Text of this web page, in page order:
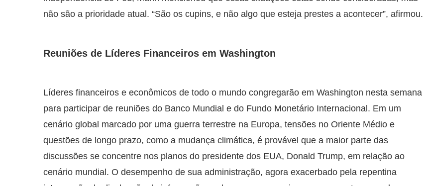
não são a prioridade atual. “São os cupins, e não algo que esteja prestes a acontecer”, afirmou.
Reuniões de Líderes Financeiros em Washington
Líderes financeiros e econômicos de todo o mundo congregarão em Washington nesta semana
para participar de reuniões do Banco Mundial e do Fundo Monetário Internacional. Em um
cenário global marcado por uma guerra terrestre na Europa, tensões no Oriente Médio e
questões de longo prazo, como a mudança climática, é provável que a maior parte das
discussões se concentre nos planos do presidente dos EUA, Donald Trump, em relação ao
cenário mundial. O desempenho de sua administração, agora exacerbado pela repentina